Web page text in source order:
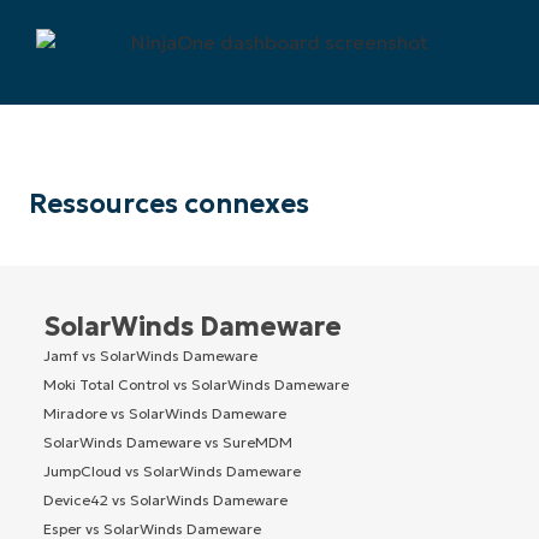
Ressources connexes
SolarWinds Dameware
Jamf vs SolarWinds Dameware
Moki Total Control vs SolarWinds Dameware
Miradore vs SolarWinds Dameware
SolarWinds Dameware vs SureMDM
JumpCloud vs SolarWinds Dameware
Device42 vs SolarWinds Dameware
Esper vs SolarWinds Dameware